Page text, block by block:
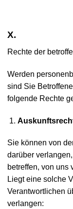
X.
Rechte der
Werden
sind Sie
folgende Rechte
Sie können von
darüber
betreffen, von uns
Liegt eine solche
Verantwortlichen
verlangen: